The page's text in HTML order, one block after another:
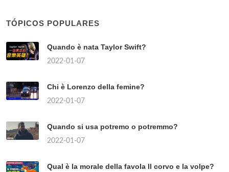
TÓPICOS POPULARES
Quando è nata Taylor Swift?
2022-01-07
Chi è Lorenzo della femine?
2022-01-07
Quando si usa potremo o potremmo?
2022-01-07
Qual è la morale della favola Il corvo e la volpe?